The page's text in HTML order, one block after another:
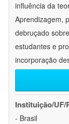
influência da
Aprendizagem,
debruçado
estudantes e
incorporação
Instituição/UF/
- Brasil